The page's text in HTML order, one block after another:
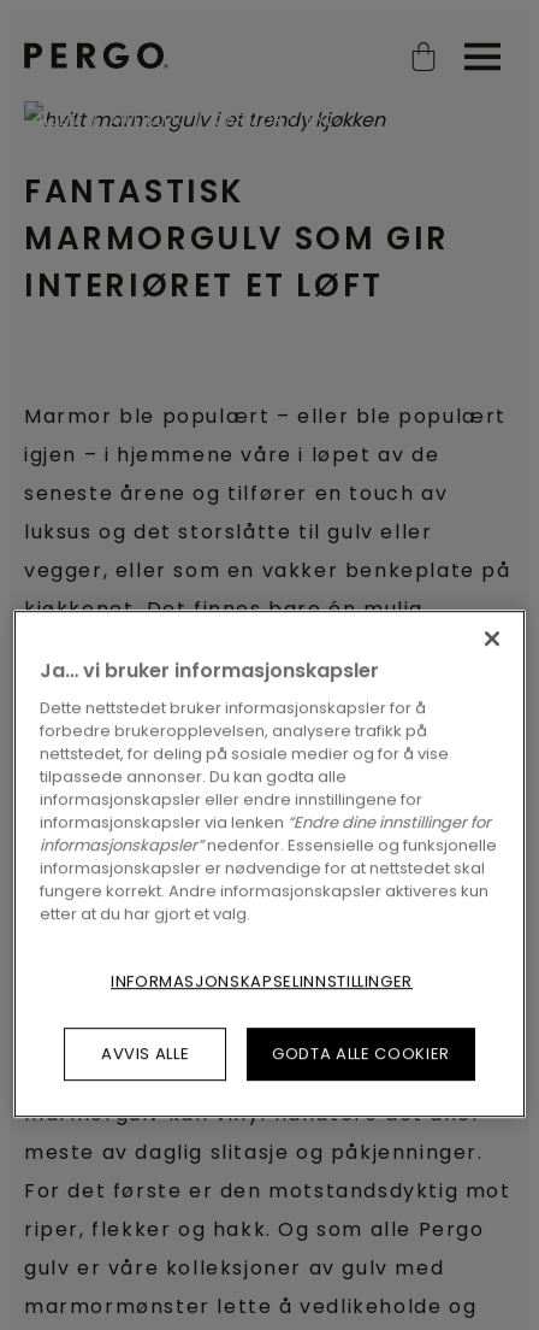
Open searchOpen
FANTASTISK
MARMORGULV SOM GIR
INTERIØRET ET LØFT
HJEM ARTIKLER MARMOR VINYL
Marmor ble populært – eller ble populært
igjen – i hjemmene våre i løpet av de
seneste årene og tilfører en touch av
luksus og det storslåtte til gulv eller
vegger, eller som en vakker benkeplate på
kjøkkenet. Det finnes bare én mulig
nedside: prisen. Heldigvis finnes det en like
vakker og mer budsjettvennlig løsning:
vinylgulv med marmor mønster.
OPPDAG VÅRE VINYLGULV I MARMOR
Samme marmor design,
En samling avvinylgulvmed ultra-realistisk
marmor-mønster: dette er Italiensk
marmor. Til forskjell fra et virkelig
marmorgulv kan vinyl håndtere det aller
meste av daglig slitasje og påkjenninger.
For det første er den motstandsdyktig mot
riper, flekker og hakk. Og som alle Pergo
gulv er våre kolleksjoner av gulv med
marmormønster lette å vedlikeholde og
Ja… vi bruker informasjonskapsler
Dette nettstedet bruker informasjonskapsler for å
forbedre brukeropplevelsen, analysere trafikk på
nettstedet, for deling på sosiale medier og for å vise
tilpassede annonser. Du kan godta alle
informasjonskapsler eller endre innstillingene for
informasjonskapsler via lenken “Endre dine innstillinger for
informasjonskapsler”nedenfor. Essensielle og funksjonelle
informasjonskapsler er nødvendige for at nettstedet skal
fungere korrekt. Andre informasjonskapsler aktiveres kun
etter at du har gjort et valg.
INFORMASJONSKAPSELINNSTILLINGER
AVVIS ALLE GODTA ALLE COOKIER